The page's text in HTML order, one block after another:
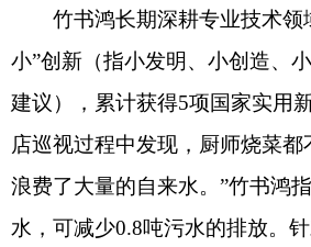
竹书鸿长期深耕专业技术领
小”创新（指小发明、小创造、
建议），累计获得5项国家实用
店巡视过程中发现，厨师烧菜都
浪费了大量的自来水。”竹书鸿
水，可减少0.8吨污水的排放。